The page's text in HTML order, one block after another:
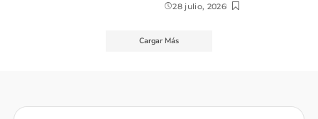
28 julio, 2026
Cargar Más